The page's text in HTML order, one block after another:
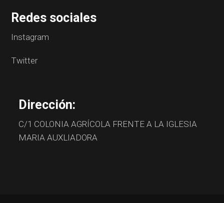
Redes sociales
Instagram
Twitter
Dirección:
C/1 COLONIA AGRÍCOLA FRENTE A LA IGLESIA
MARIA AUXLIADORA